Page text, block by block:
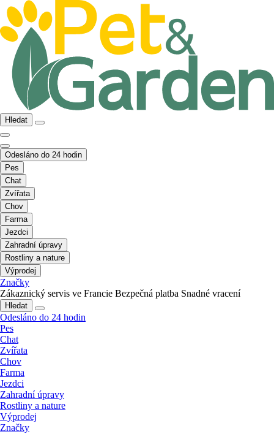
Hledat
Odesláno do 24 hodin
Pes
Chat
Zvířata
Chov
Farma
Jezdci
Zahradní úpravy
Rostliny a nature
Výprodej
Značky
Zákaznický servis ve Francie Bezpečná platba Snadné vracení
Hledat
Odesláno do 24 hodin
Pes
Chat
Zvířata
Chov
Farma
Jezdci
Zahradní úpravy
Rostliny a nature
Výprodej
Značky